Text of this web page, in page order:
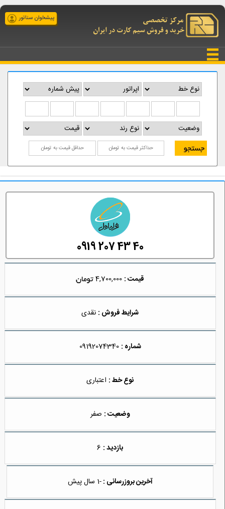
پیشخوان سناتور
0919 207 43 40
قیمت :
شرایط فروش : نقدی
شماره : 09192074340
نوع خط : اعتباری
وضعیت : صفر
بازدید :
آخرین بروزرسانی :-1 سال پیش